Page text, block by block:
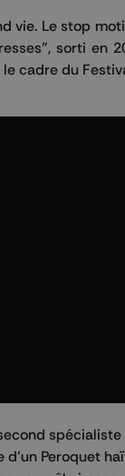
vie. Le stop
sorti en
cadre du
Peroquet